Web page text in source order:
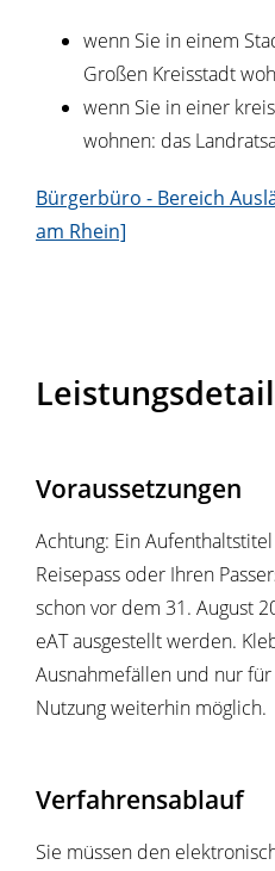
wenn Sie in einem
Großen Kreisstadt
wenn Sie in einer
wohnen: das
Bürgerbüro - Bereich
am Rhein]
Voraussetzungen
Achtung: Ein
Reisepass oder Ihren
schon vor dem 31. August
eAT ausgestellt werden.
Ausnahmefällen und nur
Nutzung weiterhin möglich.
Verfahrensablauf
Sie müssen den